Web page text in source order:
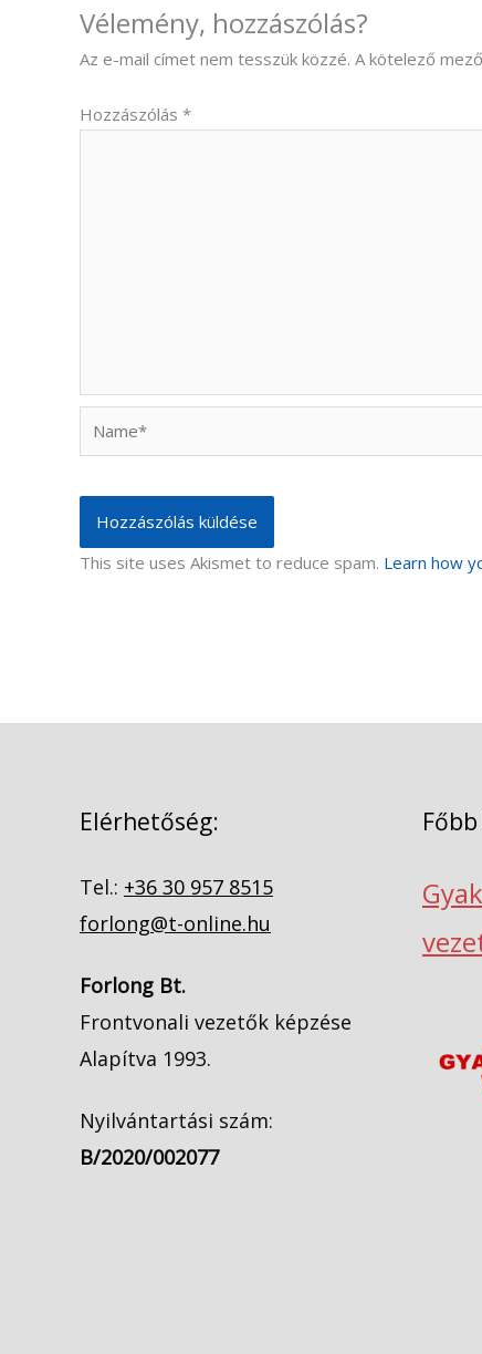
Vélemény, hozzászólás?
Az e-mail címet nem tesszük közzé. A kötelező
Hozzászólás *
This site uses Akismet to reduce spam. Learn how
Elérhetőség:
Tel.: +36 30 957 8515
forlong@t-online.hu
Forlong Bt.
Frontvonali vezetők képzése
Alapítva 1993.
Nyilvántartási szám:
B/2020/002077